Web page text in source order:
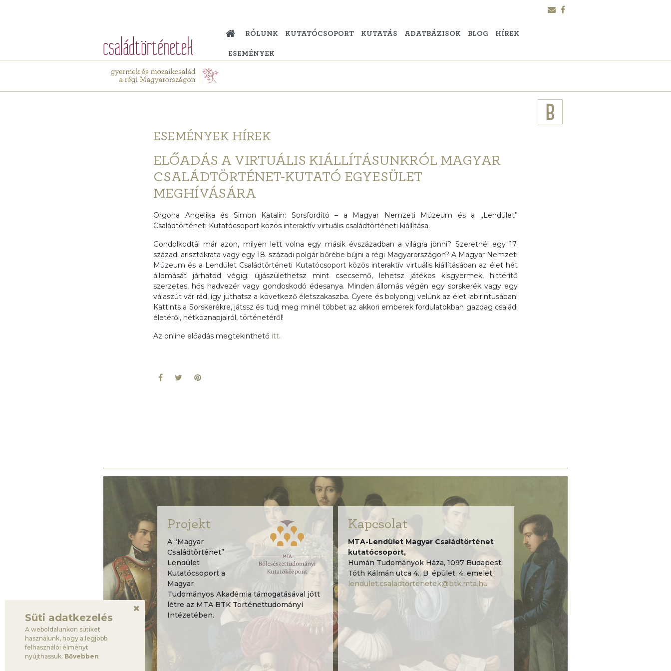
Süti adatkezelés
A weboldalunkon sütiket
használunk, hogy a legjobb
felhasználói élményt
nyújthassuk. Bővebben
RÓLUNK KUTATÓCSOPORT KUTATÁS ADATBÁZISOK BLOG HÍREK
ESEMÉNYEK
ESEMÉNYEK HÍREK
ELŐADÁS A VIRTUÁLIS KIÁLLÍTÁSUNKRÓL MAGYAR
CSALÁDTÖRTÉNET-KUTATÓ EGYESÜLET
MEGHÍVÁSÁRA
Orgona Angelika és Simon Katalin: Sorsfordító – a Magyar Nemzeti Múzeum és a „Lendület”
Családtörténeti Kutatócsoport közös interaktív virtuális családtörténeti kiállítása.
Gondolkodtál már azon, milyen lett volna egy másik évszázadban a világra jönni? Szeretnél egy 17.
századi arisztokrata vagy egy 18. századi polgár bőrébe bújni a régi Magyarországon? A Magyar Nemzeti
Múzeum és a Lendület Családtörténeti Kutatócsoport közös interaktív virtuális kiállításában az élet hét
állomását járhatod végig: újjászülethetsz mint csecsemő, lehetsz játékos kisgyermek, hittérítő
szerzetes, hős hadvezér vagy gondoskodó édesanya. Minden állomás végén egy sorskerék vagy egy
válaszút vár rád, így juthatsz a következő életszakaszba. Gyere és bolyongj velünk az élet labirintusában!
Kattints a Sorskerékre, játssz és tudj meg minél többet az akkori emberek fordulatokban gazdag családi
életéről, hétköznapjairól, történetéről!
Az online előadás megtekinthető itt.
Projekt
A “Magyar
Családtörténet”
Lendület
Kutatócsoport a
Magyar
Tudományos Akadémia támogatásával jött
létre az MTA BTK Történettudományi
Intézetében.
Kapcsolat
MTA-Lendület Magyar Családtörténet
kutatócsoport,
Humán Tudományok Háza, 1097 Budapest,
Tóth Kálmán utca 4., B. épület, 4. emelet.
lendulet.csaladtortenetek@btk.mta.hu